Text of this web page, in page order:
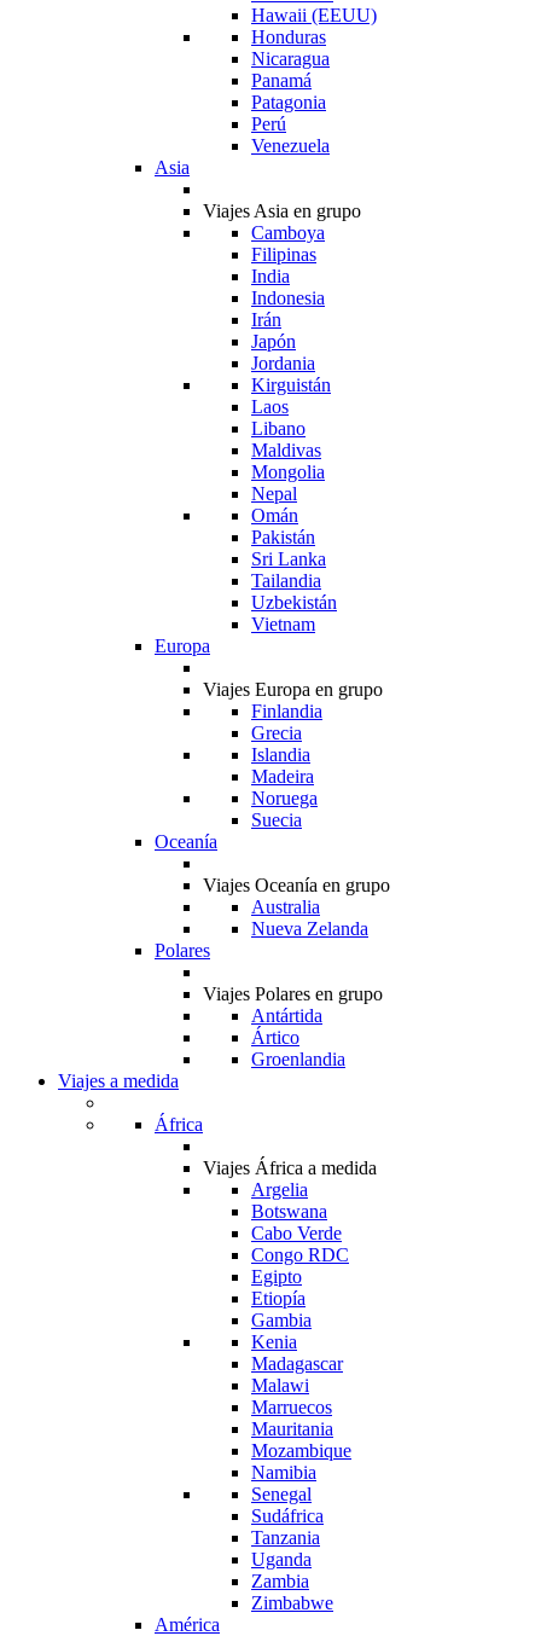
Hawaii (EEUU)
Honduras
Nicaragua
Panamá
Patagonia
Perú
Venezuela
Asia
Viajes Asia en grupo
Camboya
Filipinas
India
Indonesia
Irán
Japón
Jordania
Kirguistán
Laos
Libano
Maldivas
Mongolia
Nepal
Omán
Pakistán
Sri Lanka
Tailandia
Uzbekistán
Vietnam
Europa
Viajes Europa en grupo
Finlandia
Grecia
Islandia
Madeira
Noruega
Suecia
Oceanía
Viajes Oceanía en grupo
Australia
Nueva Zelanda
Polares
Viajes Polares en grupo
Antártida
Ártico
Groenlandia
Viajes a medida
África
Viajes África a medida
Argelia
Botswana
Cabo Verde
Congo RDC
Egipto
Etiopía
Gambia
Kenia
Madagascar
Malawi
Marruecos
Mauritania
Mozambique
Namibia
Senegal
Sudáfrica
Tanzania
Uganda
Zambia
Zimbabwe
América